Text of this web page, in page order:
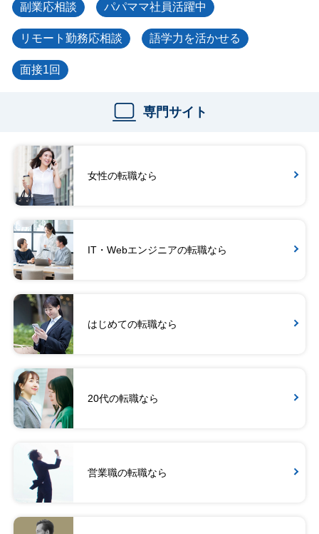
副業応相談 パパママ社員活躍中
リモート勤務応相談 語学力を活かせる
面接1回
専門サイト
女性の転職なら
IT・Webエンジニアの転職なら
はじめての転職なら
20代の転職なら
営業職の転職なら